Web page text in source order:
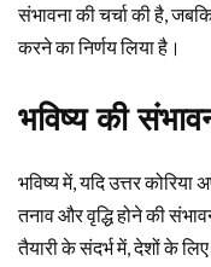
संभावना की चर्चा की है,
करने का निर्णय लिया है।
भविष्य की
भविष्य में, यदि उत्तर कोरिया
तनाव और वृद्धि होने की
तैयारी के संदर्भ में, देशों के